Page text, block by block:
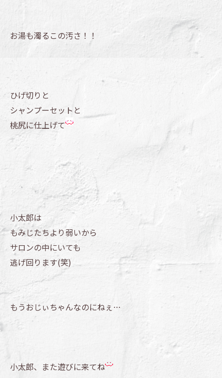
お湯も濁るこの汚さ！！
ひげ切りと
シャンプーセットと
桃尻に仕上げて
小太郎は
もみじたちより弱いから
サロンの中にいても
逃げ回ります(笑)
もうおじぃちゃんなのにねぇ…
小太郎、また遊びに来てね